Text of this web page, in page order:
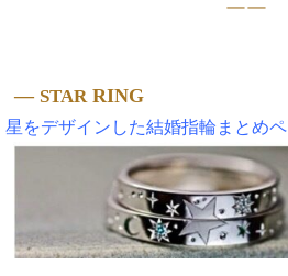
￣￣
— STARRING
星をデザインした結婚指輪まとめペ